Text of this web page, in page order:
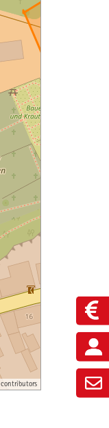
contributors